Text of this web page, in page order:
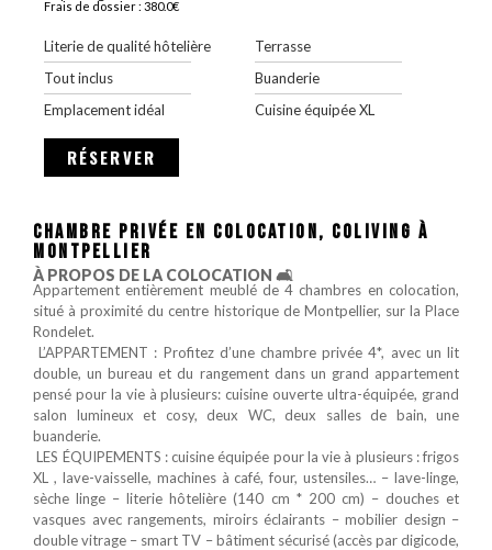
Frais de dossier : 380.0€
Literie de qualité hôtelière
Tout inclus
Emplacement idéal
Terrasse
Buanderie
Cuisine équipée XL
RÉSERVER
CHAMBRE PRIVÉE EN COLOCATION, COLIVING À
MONTPELLIER
À PROPOS DE LA COLOCATION 🛋️
Appartement entièrement meublé de 4 chambres en colocation,
situé à proximité du centre historique de Montpellier, sur la Place
Rondelet.
‍‍‍‍‍ L’APPARTEMENT : Profitez d’une chambre privée 4*, avec un lit
double, un bureau et du rangement dans un grand appartement
pensé pour la vie à plusieurs: cuisine ouverte ultra-équipée, grand
salon lumineux et cosy, deux WC, deux salles de bain, une
buanderie.
️️ LES ÉQUIPEMENTS : cuisine équipée pour la vie à plusieurs : frigos
XL , lave-vaisselle, machines à café, four, ustensiles… – lave-linge,
sèche linge – literie hôtelière (140 cm * 200 cm) – douches et
vasques avec rangements, miroirs éclairants – mobilier design –
double vitrage – smart TV – bâtiment sécurisé (accès par digicode,